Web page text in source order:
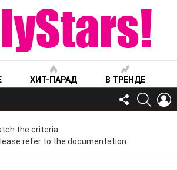
ХИТ-ПАРАД В ТРЕНДЕ
FOLLOW
US
the criteria.
refer to the documentation.